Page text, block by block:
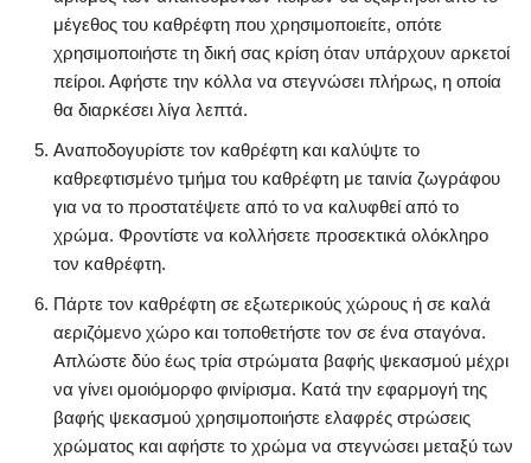
μέγεθος του καθρέφτη που χρησιμοποιείτε, οπότε
χρησιμοποιήστε τη δική σας κρίση όταν υπάρχουν αρκετοί
πείροι. Αφήστε την κόλλα να στεγνώσει πλήρως, η οποία
θα διαρκέσει λίγα λεπτά.
Αναποδογυρίστε τον καθρέφτη και καλύψτε το
καθρεφτισμένο τμήμα του καθρέφτη με ταινία ζωγράφου
για να το προστατέψετε από το να καλυφθεί από το
χρώμα. Φροντίστε να κολλήσετε προσεκτικά ολόκληρο
τον καθρέφτη.
Πάρτε τον καθρέφτη σε εξωτερικούς χώρους ή σε καλά
αεριζόμενο χώρο και τοποθετήστε τον σε ένα σταγόνα.
Απλώστε δύο έως τρία στρώματα βαφής ψεκασμού μέχρι
να γίνει ομοιόμορφο φινίρισμα. Κατά την εφαρμογή της
βαφής ψεκασμού χρησιμοποιήστε ελαφρές στρώσεις
χρώματος και αφήστε το χρώμα να στεγνώσει μεταξύ των